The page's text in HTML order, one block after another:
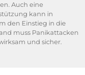
Auch eine
kann in
den Einstieg in die
muss Panikattacken
und sicher.